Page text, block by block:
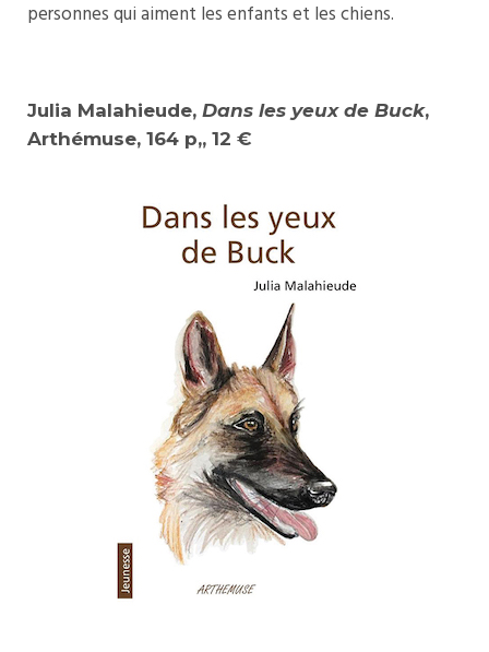
personnes qui aiment les enfants et les chiens.
Julia Malahieude, Dans les yeux de Buck,
Arthémuse, 164 p,, 12 €